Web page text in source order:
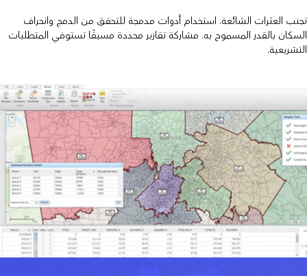
العثرات الشائعة. استخدام أدوات مدمجة للتحقق من الدمج وانحراف
بالقدر المسموح به. مشاركة تقارير محددة مسبقًا تستوفي المتطلبات